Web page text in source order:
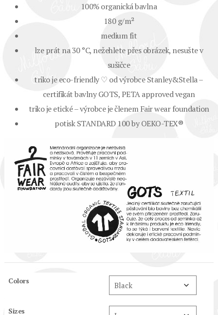
100% organická bavlna
180 g/m²
medium fit
lze prát na 30 °C, nežehlete přes obrázek, nesušte v
sušičce
triko je eco-friendly ♡ od výrobce Stanley&Stella –
certifikát bavlny GOTS, PETA approved vegan
triko je etické – výrobce je členem Fair wear foundation
potisk STANDARD 100 by OEKO-TEX®
Colors
Sizes